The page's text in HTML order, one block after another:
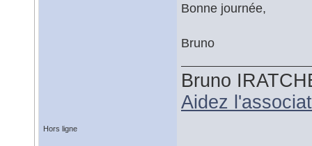
Bonne journée,
Bruno
Bruno
Aidez
Hors ligne